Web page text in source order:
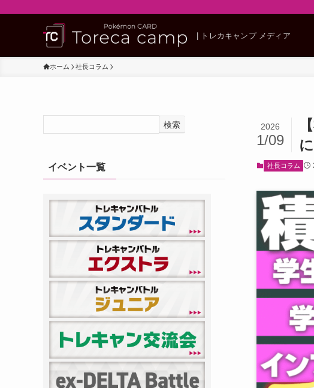
| トレカキャンプ メディア
ホーム 社長コラム
2026
1/09
社長コラム
検索
イベント一覧